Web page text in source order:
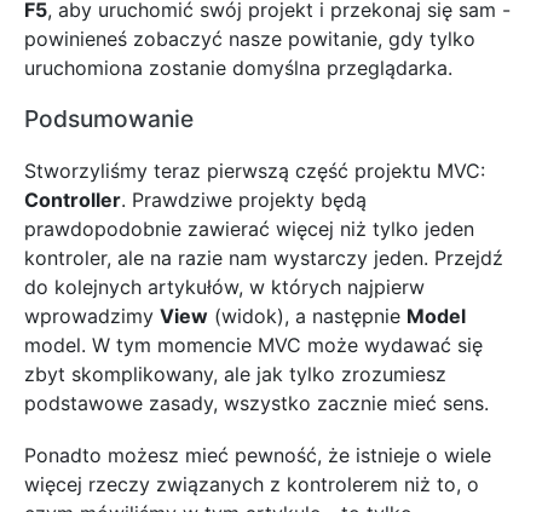
F5, aby uruchomić swój projekt i przekonaj się sam -
powinieneś zobaczyć nasze powitanie, gdy tylko
uruchomiona zostanie domyślna przeglądarka.
Podsumowanie
Stworzyliśmy teraz pierwszą część projektu MVC:
Controller. Prawdziwe projekty będą
prawdopodobnie zawierać więcej niż tylko jeden
kontroler, ale na razie nam wystarczy jeden. Przejdź
do kolejnych artykułów, w których najpierw
wprowadzimy View (widok), a następnie Model
model. W tym momencie MVC może wydawać się
zbyt skomplikowany, ale jak tylko zrozumiesz
podstawowe zasady, wszystko zacznie mieć sens.
Ponadto możesz mieć pewność, że istnieje o wiele
więcej rzeczy związanych z kontrolerem niż to, o